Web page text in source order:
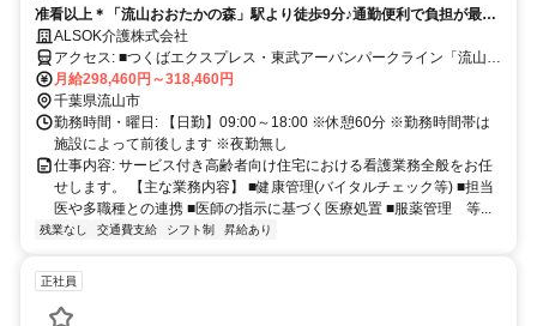
准看以上＊「流山おおたかの森」駅より徒歩9分♪通勤便利で負担が最小
限◎月9日休み＊子育て世代にうれしい夜勤無しの求人♪
ALSOK介護株式会社
アクセス: ■つくばエクスプレス・東武アーバンパークライン「流山お
おたかの森駅」西出口より徒歩9分
月給298,460円～318,460円
千葉県流山市
勤務時間・曜日: 【日勤】09:00～18:00 ※休憩60分 ※勤務時間帯は
施設によって前後します ※夜勤無し
仕事内容: サービス付き高齢者向け住宅における看護業務全般をお任
せします。 【主な業務内容】 ■健康管理(バイタルチェック等) ■担当
医や多職種との連携 ■医師の指示に基づく医療処置 ■服薬管理 等...
残業なし 交通費支給 シフト制 昇給あり
正社員